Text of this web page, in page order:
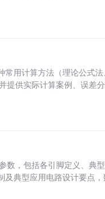
常用计算方法（理论公式
提供实际计算案例、误差
数，包括各引脚定义、典
及典型应用电路设计要点